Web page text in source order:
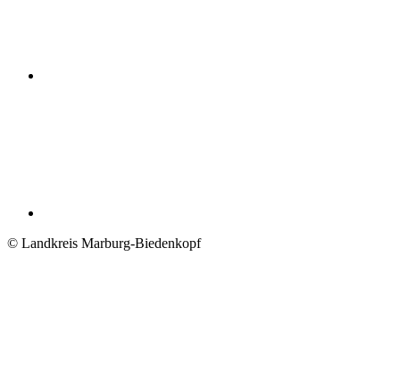
© Landkreis Marburg-Biedenkopf